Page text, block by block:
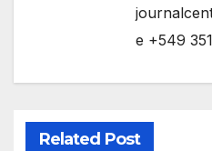
e +549
Related Post